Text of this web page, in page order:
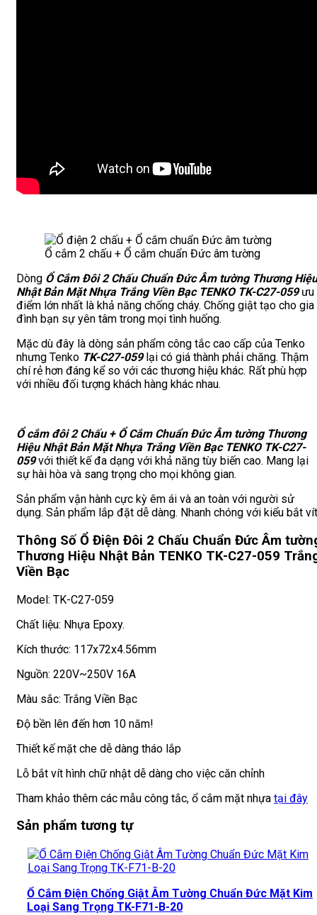
Ổ cắm 2 chấu + Ổ cắm chuẩn Đức âm tường
Dòng Ổ Cắm Đôi 2 Chấu Chuẩn Đức Âm tường Thương Hiệu
Nhật Bản Mặt Nhựa Trắng Viền Bạc TENKO TK-C27-059ưu
điểm lớn nhất là khả năng chống cháy. Chống giật tạo cho gia
đình bạn sự yên tâm trong mọi tình huống.
Mặc dù đây là dòng sản phẩm công tắc cao cấp của Tenko
nhưng Tenko TK-C27-059lại có giá thành phải chăng. Thậm
chí rẻ hơn đáng kể so với các thương hiệu khác. Rất phù hợp
với nhiều đối tượng khách hàng khác nhau.
Ổ cắm đôi 2 Chấu + Ổ Cắm Chuẩn Đức Âm tường Thương
Hiệu Nhật Bản Mặt Nhựa Trắng Viền Bạc TENKO TK-C27-
059với thiết kế đa dạng với khả năng tùy biến cao. Mang lại
sự hài hòa và sang trọng cho mọi không gian.
Sản phẩm vận hành cực kỳ êm ái và an toàn với người sử
dụng. Sản phẩm lắp đặt dễ dàng. Nhanh chóng với kiểu bắt
Thông Số Ổ Điện Đôi 2 Chấu Chuẩn Đức Âm
Thương Hiệu Nhật Bản TENKO TK-C27-059
Viền Bạc
Model: TK-C27-059
Chất liệu: Nhựa Epoxy.
Kích thước: 117x72x4.56mm
Nguồn: 220V~250V 16A
Màu sắc: Trắng Viền Bạc
Độ bền lên đến hơn 10 năm!
Thiết kế mặt che dễ dàng tháo lắp
Lỗ bắt vít hình chữ nhật dễ dàng cho việc căn chỉnh
Tham khảo thêm các mẫu công tắc, ổ cắm mặt nhựa tại đây
Sản phẩm tương tự
Ổ Cắm Điện Chống Giật Âm Tường Chuẩn Đức Mặt Kim
Loại Sang Trọng TK-F71-B-20